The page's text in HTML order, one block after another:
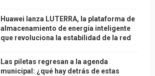
Huawei lanza LUTERRA, la plataforma de
almacenamiento de energía inteligente
que revoluciona la estabilidad de la red
Las piletas regresan a la agenda
municipal: ¿qué hay detrás de estas